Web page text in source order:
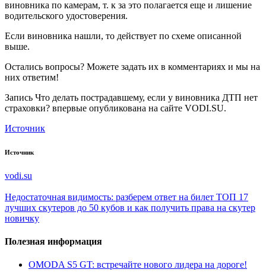
виновника по камерам, т. к за это полагается еще и лишение
водительского удостоверения.
Если виновника нашли, то действует по схеме описанной
выше.
Остались вопросы? Можете задать их в комментариях и мы на
них ответим!
Запись Что делать пострадавшему, если у виновника ДТП нет
страховки? впервые опубликована на сайте VODI.SU.
Источник
Источник
vodi.su
Недостаточная видимость: разберем ответ на билет ТОП 17
лучших скутеров до 50 кубов и как получить права на скутер
новичку
Полезная информация
OMODA S5 GT: встречайте нового лидера на дороге!